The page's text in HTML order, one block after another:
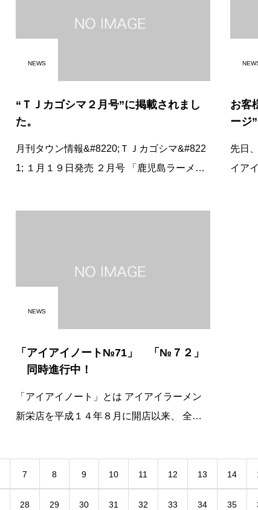
NEWS
“ＴＪカゴシマ２月号”に掲載されまし
た。
月刊タウン情報&#8220;ＴＪカゴシマ&#822
1; １月１９日発売 ２月号 「鹿児島ラーメン
お客
ージ”
先日、
イア
NEWS
「アイアイノート№71」 「№７２」
同時進行中！
「アイアイノート」とは アイアイラーメン
新栄店を平成１４年８月に開店以来、 全ス
ープンし、今では両店の
7 8 9 10 11 12 13 14
28 29 30 31 32 33 34 35